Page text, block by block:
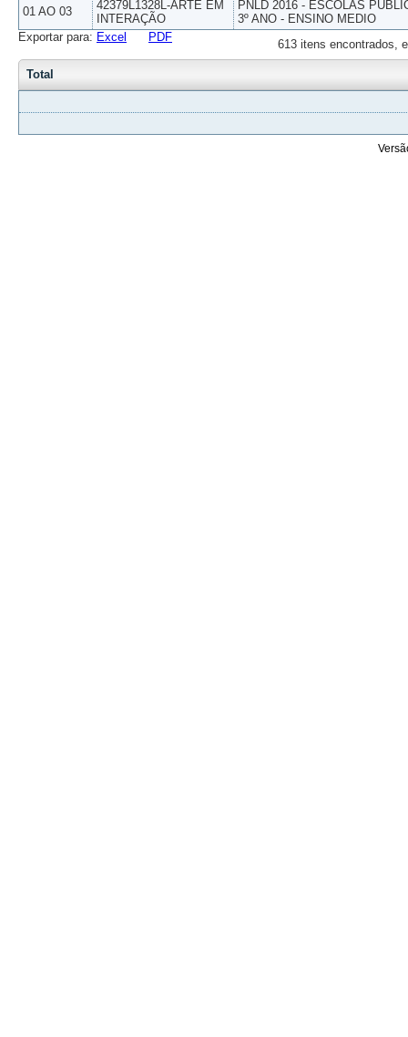
01 AO 03
42379L1328L-ARTE EM
INTERAÇÃO
PNLD 2016 - ESCOLAS
3º ANO - ENSINO MEDIO
613 itens encontrados,
Exportar para: Excel PDF
Total